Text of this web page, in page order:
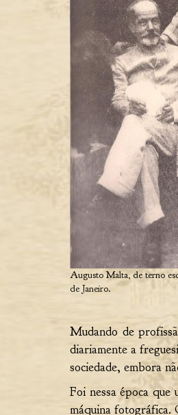
Augusto Malta, de terno
de Janeiro.
Mudando de
diariamente a
sociedade, embora
Foi nessa época
máquina fotográfica.